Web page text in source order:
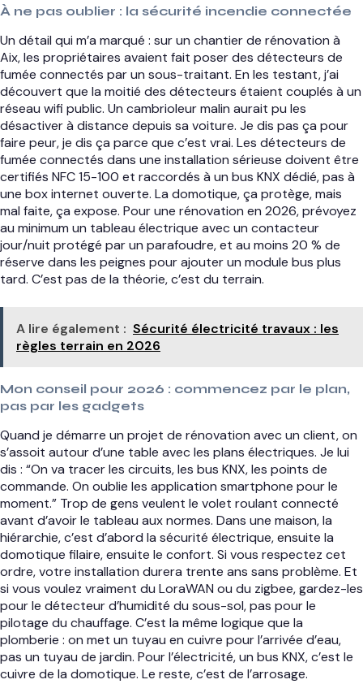
À ne pas oublier : la sécurité incendie connectée
Un détail qui m’a marqué : sur un chantier de rénovation à
Aix, les propriétaires avaient fait poser des détecteurs de
fumée connectés par un sous-traitant. En les testant, j’ai
découvert que la moitié des détecteurs étaient couplés à un
réseau wifi public. Un cambrioleur malin aurait pu les
désactiver à distance depuis sa voiture. Je dis pas ça pour
faire peur, je dis ça parce que c’est vrai. Les détecteurs de
fumée connectés dans une installation sérieuse doivent être
certifiés NFC 15-100 et raccordés à un bus KNX dédié, pas à
une box internet ouverte. La domotique, ça protège, mais
mal faite, ça expose. Pour une rénovation en 2026, prévoyez
au minimum un tableau électrique avec un contacteur
jour/nuit protégé par un parafoudre, et au moins 20 % de
réserve dans les peignes pour ajouter un module bus plus
tard. C’est pas de la théorie, c’est du terrain.
A lire également : Sécurité électricité travaux : les
règles terrain en 2026
Mon conseil pour 2026 : commencez par le plan,
pas par les gadgets
Quand je démarre un projet de rénovation avec un client, on
s’assoit autour d’une table avec les plans électriques. Je lui
dis : “On va tracer les circuits, les bus KNX, les points de
commande. On oublie les application smartphone pour le
moment.” Trop de gens veulent le volet roulant connecté
avant d’avoir le tableau aux normes. Dans une maison, la
hiérarchie, c’est d’abord la sécurité électrique, ensuite la
domotique filaire, ensuite le confort. Si vous respectez cet
ordre, votre installation durera trente ans sans problème. Et
si vous voulez vraiment du LoraWAN ou du zigbee, gardez-les
pour le détecteur d’humidité du sous-sol, pas pour le
pilotage du chauffage. C’est la même logique que la
plomberie : on met un tuyau en cuivre pour l’arrivée d’eau,
pas un tuyau de jardin. Pour l’électricité, un bus KNX, c’est le
cuivre de la domotique. Le reste, c’est de l’arrosage.